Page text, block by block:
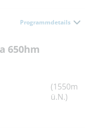
Programmdetails
650hm
(1550m
ü.N.)